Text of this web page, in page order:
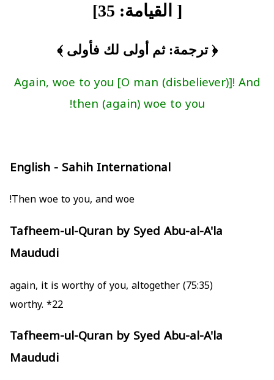
[ القيامة: 35]
﴿ ترجمة: ثم أولى لك فأولى ﴾
Again, woe to you [O man (disbeliever)]! And
then (again) woe to you!
English - Sahih International
Then woe to you, and woe!
Tafheem-ul-Quran by Syed Abu-al-A'la
Maududi
(75:35) again, it is worthy of you, altogether
worthy.*22
Tafheem-ul-Quran by Syed Abu-al-A'la
Maududi